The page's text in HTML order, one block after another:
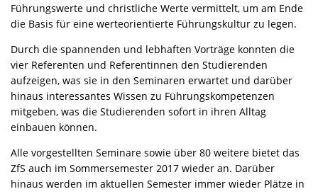
Führungswerte und christliche Werte vermittelt, um am Ende
die Basis für eine werteorientierte Führungskultur zu legen.
Durch die spannenden und lebhaften Vorträge konnten die
vier Referenten und Referentinnen den Studierenden
aufzeigen, was sie in den Seminaren erwartet und darüber
hinaus interessantes Wissen zu Führungskompetenzen
mitgeben, was die Studierenden sofort in ihren Alltag
einbauen können.
Alle vorgestellten Seminare sowie über 80 weitere bietet das
ZfS auch im Sommersemester 2017 wieder an. Darüber
hinaus werden im aktuellen Semester immer wieder Plätze in